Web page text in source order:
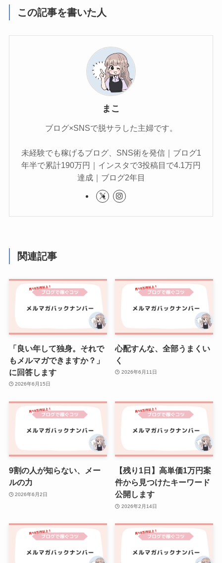
この記事を書いた人
まこ
ブログ×SNSで脱サラした主婦です。
未経験でも稼げるブログ、SNS術を発信｜ブログ1
年半で累計190万円｜インスタで3投稿目で4.1万円
達成｜ブログ2年目
関連記事
「良い年して独身。それで
もメルマガできますか？」
に回答します
2026年6月15日
心配すんな、全部うまくい
く
2026年6月11日
9割の人が知らない、メー
ルの力
2026年6月2日
【残り1日】高単価1万円案
件から見つけたキーワード
公開します
2026年2月14日